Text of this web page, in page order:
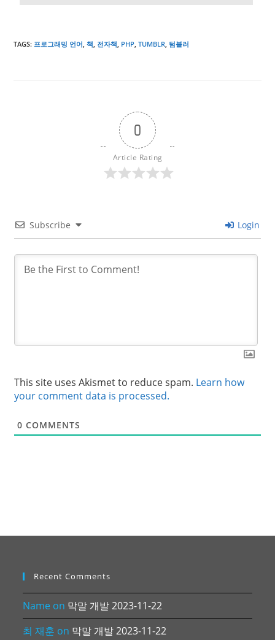
TAGS:프로그래밍 언어, 책, 전자책, PHP, TUMBLR, 텀블러
0
Article Rating
Subscribe Login
This site uses Akismet to reduce spam. Learn how
your comment data is processed.
0 COMMENTS
Recent Comments
Name on 막말 개발 2023-11-22
최 재훈 on 막말 개발 2023-11-22